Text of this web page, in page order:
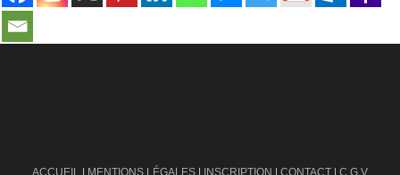
ACCUEIL | MENTIONS LÉGALES | INSCRIPTION | CONTACT | C.G.V